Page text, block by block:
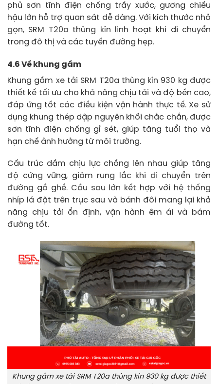
phủ sơn tĩnh điện chống trầy xước, gương chiếu
hậu lớn hỗ trợ quan sát dễ dàng. Với kích thước nhỏ
gọn, SRM T20a thùng kín linh hoạt khi di chuyển
trong đô thị và các tuyến đường hẹp.
4.6 Về khung gầm
Khung gầm xe tải SRM T20a thùng kín 930 kg được
thiết kế tối ưu cho khả năng chịu tải và độ bền cao,
đáp ứng tốt các điều kiện vận hành thực tế. Xe sử
dụng khung thép dập nguyên khối chắc chắn, được
sơn tĩnh điện chống gỉ sét, giúp tăng tuổi thọ và
hạn chế ảnh hưởng từ môi trường.
Cấu trúc dầm chịu lực chồng lên nhau giúp tăng
độ cứng vững, giảm rung lắc khi di chuyển trên
đường gồ ghề. Cầu sau lớn kết hợp với hệ thống
nhíp lá đặt trên trục sau và bánh đôi mang lại khả
năng chịu tải ổn định, vận hành êm ái và bám
đường tốt.
Khung gầm xe tải SRM T20a thùng kín 930 kg được thiết